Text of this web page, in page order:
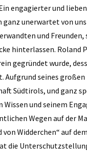
engagierter und
ganz unerwartet von
und
hinterlassen. Roland
gegründet wurde,
Aufgrund seines
Südtirols, und ganz
und seinem
Wegen auf der
Widderchen“ auf
die